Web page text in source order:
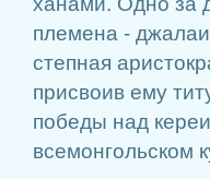
племена -
степная
присвоив ему
победы над
всемонгольском